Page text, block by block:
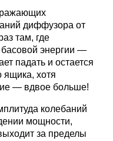
диффузора от
там, где
энергии —
падать и остается
ящика, хотя
— вдвое больше!
колебаний
мощности,
за пределы